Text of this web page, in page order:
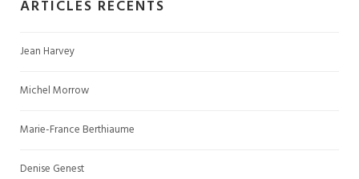
ARTICLES RÉCENTS
Jean Harvey
Michel Morrow
Marie-France Berthiaume
Denise Genest